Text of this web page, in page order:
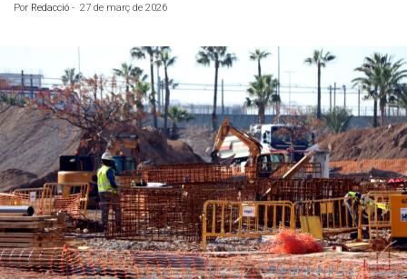
Por Redacció - 27 de març de 2026